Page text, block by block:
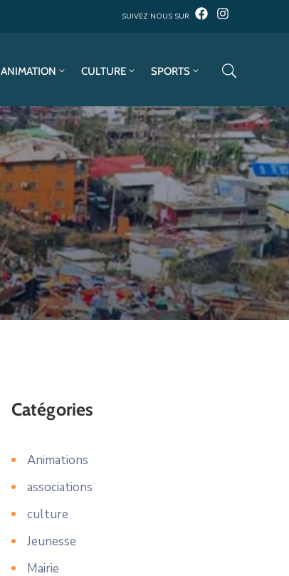
SUIVEZ NOUS SUR
ANIMATION CULTURE SPORTS
Catégories
Animations
associations
culture
Jeunesse
Mairie